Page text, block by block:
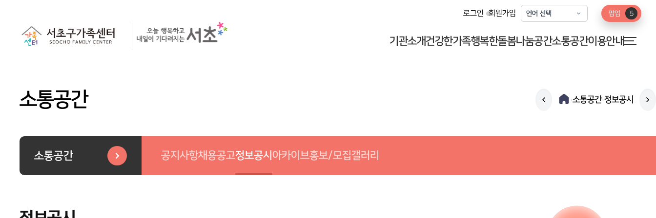
로그인 회원가입
기관소개건강한가족행복한돌봄나눔공간소통공간이용안내
소통공간 채용공고
›소통공간›정보공시
아
소통공간 공지사항채용공고정보공시 아카이브홍보/모집갤러리
팝업 5